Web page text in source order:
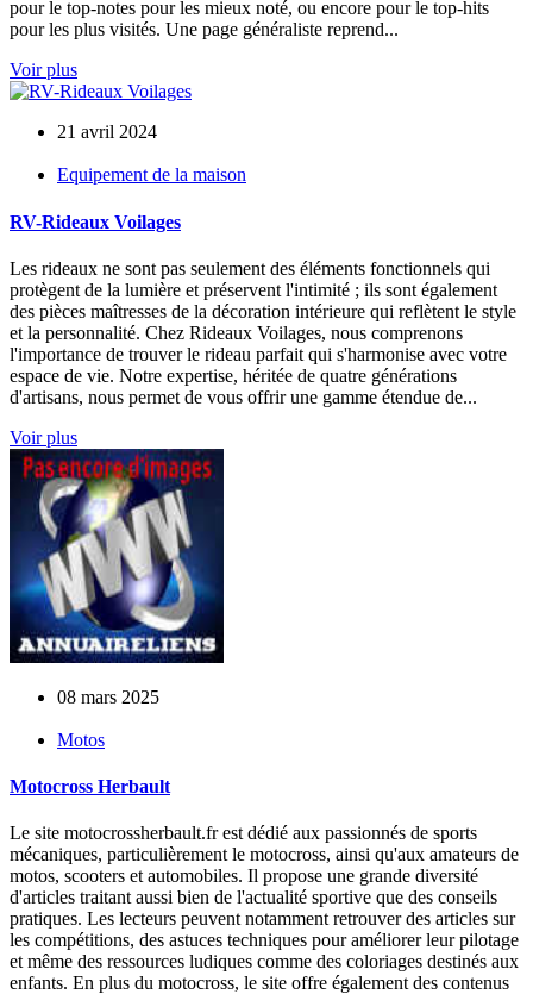
pour le top-notes pour les mieux noté, ou encore pour le top-hits
pour les plus visités. Une page généraliste reprend...
Voir plus
21 avril 2024
Equipement de la maison
RV-Rideaux Voilages
Les rideaux ne sont pas seulement des éléments fonctionnels qui
protègent de la lumière et préservent l'intimité ; ils sont également
des pièces maîtresses de la décoration intérieure qui reflètent le style
et la personnalité. Chez Rideaux Voilages, nous comprenons
l'importance de trouver le rideau parfait qui s'harmonise avec votre
espace de vie. Notre expertise, héritée de quatre générations
d'artisans, nous permet de vous offrir une gamme étendue de...
Voir plus
08 mars 2025
Motos
Motocross Herbault
Le site motocrossherbault.fr est dédié aux passionnés de sports
mécaniques, particulièrement le motocross, ainsi qu'aux amateurs de
motos, scooters et automobiles. Il propose une grande diversité
d'articles traitant aussi bien de l'actualité sportive que des conseils
pratiques. Les lecteurs peuvent notamment retrouver des articles sur
les compétitions, des astuces techniques pour améliorer leur pilotage
et même des ressources ludiques comme des coloriages destinés aux
enfants. En plus du motocross, le site offre également des contenus